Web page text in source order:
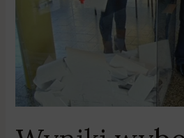
powiatu
poznańskiego